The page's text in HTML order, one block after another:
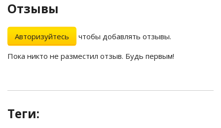
Отзывы
Авторизуйтесь
чтобы добавлять отзывы.
Пока никто не разместил отзыв. Будь первым!
Теги: